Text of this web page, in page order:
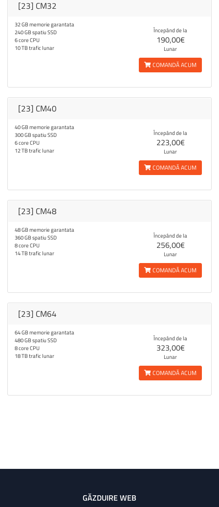
[23] CM32
32 GB memorie garantata
240 GB spatiu SSD
6 core CPU
10 TB trafic lunar
Începând de la
190,00€
Lunar
COMANDĂ ACUM
[23] CM40
40 GB memorie garantata
300 GB spatiu SSD
6 core CPU
12 TB trafic lunar
Începând de la
223,00€
Lunar
COMANDĂ ACUM
[23] CM48
48 GB memorie garantata
360 GB spatiu SSD
8 core CPU
14 TB trafic lunar
Începând de la
256,00€
Lunar
COMANDĂ ACUM
[23] CM64
64 GB memorie garantata
480 GB spatiu SSD
8 core CPU
18 TB trafic lunar
Începând de la
323,00€
Lunar
COMANDĂ ACUM
GĂZDUIRE WEB